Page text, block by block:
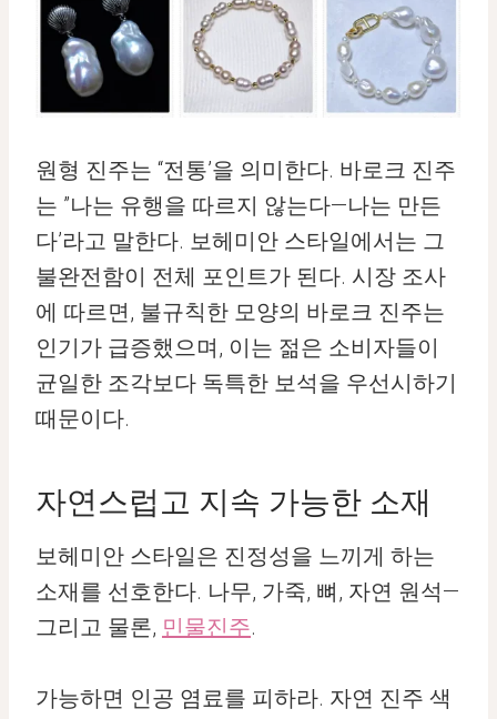
원형 진주는 “전통’을 의미한다. 바로크 진주
는 ”나는 유행을 따르지 않는다—나는 만든
다’라고 말한다. 보헤미안 스타일에서는 그
불완전함이 전체 포인트가 된다. 시장 조사
에 따르면, 불규칙한 모양의 바로크 진주는
인기가 급증했으며, 이는 젊은 소비자들이
균일한 조각보다 독특한 보석을 우선시하기
때문이다.
자연스럽고 지속 가능한 소재
보헤미안 스타일은 진정성을 느끼게 하는
소재를 선호한다. 나무, 가죽, 뼈, 자연 원석—
그리고 물론, 민물진주.
가능하면 인공 염료를 피하라. 자연 진주 색